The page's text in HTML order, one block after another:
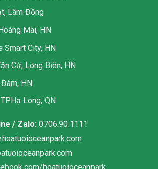
Lâm Đồng
Mai, HN
Smart City, HN
Cừ, Long Biên, HN
HN
Long, QN
/ Zalo: 0706.90.1111